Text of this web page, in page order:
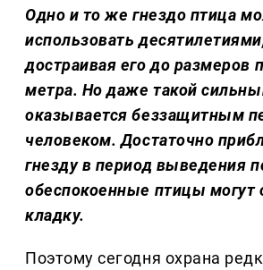
Одно и то же гнездо птица
использовать
достраивая его до размеров
метра. Но даже такой
оказывается беззащитным
человеком. Достаточно
гнезду в период выведения
обеспокоенные птицы могут
кладку.
Поэтому сегодня охрана